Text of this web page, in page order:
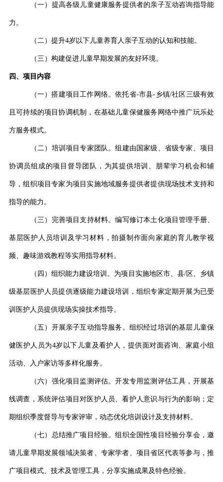
（一）提高各级儿童健康服务提供者的亲子互动咨询指导能
力。
（二）提升4岁以下儿童养育人亲子互动的认知和技能。
（三）构建促进儿童早期发展的友好环境。
四、项目内容
（一）搭建项目工作网络。依托省-市县-乡镇/社区三级有效
且可持续的项目协调机制，在基础儿童保健服务网络中推广玩乐处
方服务模式。
（二）培训项目专家团队。组建由国家级、省级专家、项目
协调员组成的项目督导团队，为其提供培训、朋辈学习机会和辅
导，组织项目专家为项目实施地域服务提供者提供现场技术支持和
指导的能力。
（三）完善项目支持材料。编写修订本土化项目管理手册、
基层医护人员培训及学习材料，拍摄制作面向家庭的育儿教学视
频、趣味游戏教程等实用指导材料。
（四）组织能力建设培训。为项目实施地区市、县/区、乡镇
级基层医护人员提供逐级能力建设培训，组织专家定期开展为已受
训医护人员提供现场实操技术指导。
（五）开展亲子互动指导服务。组织经过培训的基层儿童保
健医护人员为4岁以下儿童及看护人，提供面对面咨询、家庭小组
活动、入户家访等多样化服务。
（六）强化项目监测评估。开发专用监测评估工具，开展基
线调查，系统评估项目对医护人员、看护人意识与行为的影响；定
期组织季度督导与专家评审，动态优化培训设计及支持材料。
（七）总结推广项目经验。组织全国性项目经验分享会，邀
请儿童早期发展领域决策者、专家学者、项目省区代表等参与，推
广项目模式、技术及管理工具，分享实施成果及特色经验。